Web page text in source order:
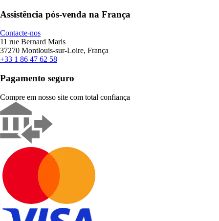
Assistência pós-venda na França
Contacte-nos
11 rue Bernard Maris
37270 Montlouis-sur-Loire, França
+33 1 86 47 62 58
Pagamento seguro
Compre em nosso site com total confiança